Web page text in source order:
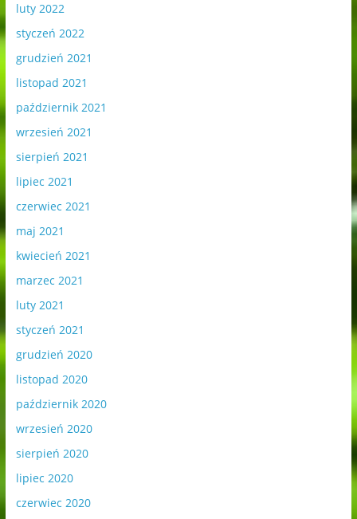
luty 2022
styczeń 2022
grudzień 2021
listopad 2021
październik 2021
wrzesień 2021
sierpień 2021
lipiec 2021
czerwiec 2021
maj 2021
kwiecień 2021
marzec 2021
luty 2021
styczeń 2021
grudzień 2020
listopad 2020
październik 2020
wrzesień 2020
sierpień 2020
lipiec 2020
czerwiec 2020